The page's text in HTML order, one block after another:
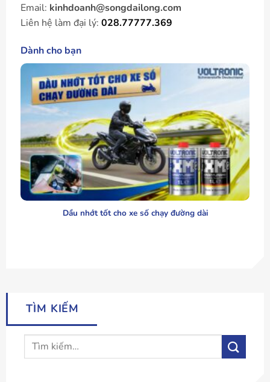
Email: kinhdoanh@songdailong.com
Liên hệ làm đại lý: 028.77777.369
Dành cho bạn
Dầu nhớt tốt cho xe số chạy đường dài
TÌM KIẾM